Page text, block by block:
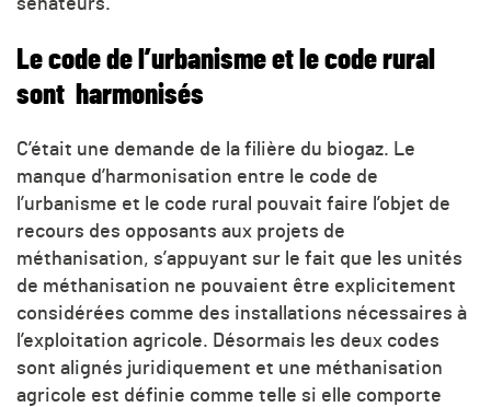
sénateurs.
Le code de l’urbanisme et le code rural
sont harmonisés
C’était une demande de la filière du biogaz. Le
manque d’harmonisation entre le code de
l’urbanisme et le code rural pouvait faire l’objet de
recours des opposants aux projets de
méthanisation, s’appuyant sur le fait que les unités
de méthanisation ne pouvaient être explicitement
considérées comme des installations nécessaires à
l’exploitation agricole. Désormais les deux codes
sont alignés juridiquement et une méthanisation
agricole est définie comme telle si elle comporte